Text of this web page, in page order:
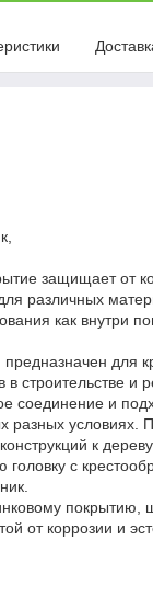
защищает от
различных
как внутри
для
в строительстве и
соединение и
разных условиях.
к
головку с
покрытию,
от коррозии и